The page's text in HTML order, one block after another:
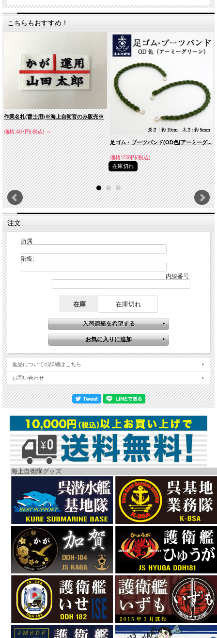
こちらもおすすめ！
作業名札(曹士用)※海上自衛官のみ販売※
価格:407円(税込)～
足ゴム・ブーツバンド(OD色[アーミーグ...
価格:230円(税込)
在庫切れ
注文
所属:
階級:
内線番号:
在庫 在庫切れ
返品についての詳細はこちら
お問い合わせ
海上自衛隊グッズ